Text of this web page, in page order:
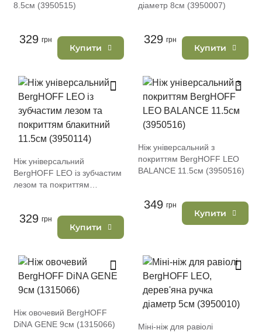
8.5см (3950515)
329 грн
Купити
діаметр 8см (3950007)
329 грн
Купити
Ніж універсальний
BergHOFF LEO із зубчастим
лезом та покриттям
329 грн
Купити
Ніж універсальний з
покриттям BergHOFF LEO
BALANCE 11.5см (3950516)
349 грн
Купити
Ніж овочевий BergHOFF
DiNA GENE 9см (1315066)
Міні-ніж для равіолі